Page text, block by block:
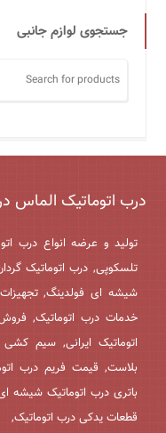
جستجوی لوازم جانبی
درب اتوماتیک الماس
تولید و عرضه انواع درب
تلسکوپی, درب اتوماتیک
شیشه ای فولدینگ, تجهیزات
خدمات درب اتوماتیک,
اتوماتیک ایرانی, سیم
بلاست, قیمت فریم درب
باتری درب اتوماتیک شیشه
قطعات یدکی درب اتوماتیک,